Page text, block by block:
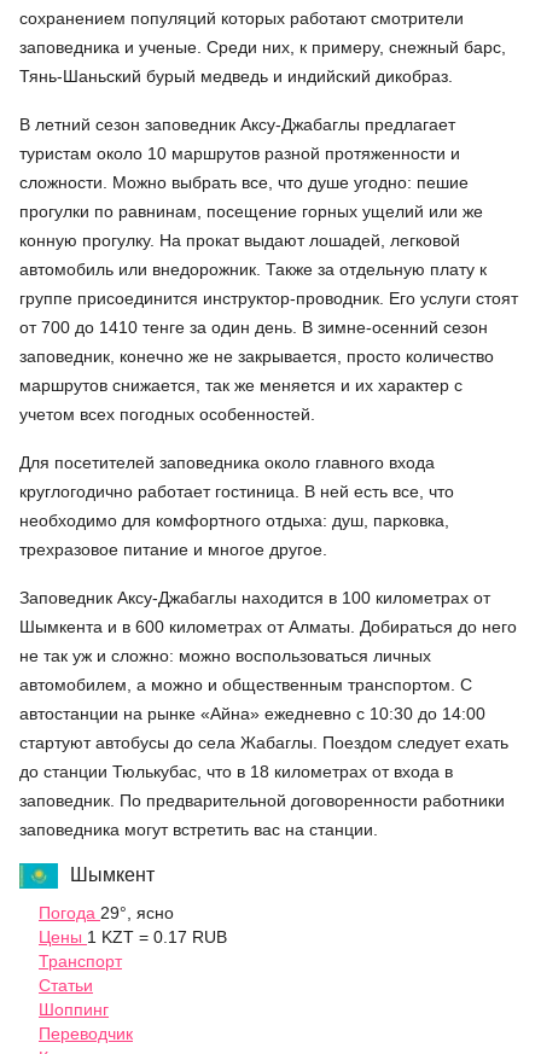
сохранением популяций которых работают смотрители
заповедника и ученые. Среди них, к примеру, снежный барс,
Тянь-Шаньский бурый медведь и индийский дикобраз.
В летний сезон заповедник Аксу-Джабаглы предлагает
туристам около 10 маршрутов разной протяженности и
сложности. Можно выбрать все, что душе угодно: пешие
прогулки по равнинам, посещение горных ущелий или же
конную прогулку. На прокат выдают лошадей, легковой
автомобиль или внедорожник. Также за отдельную плату к
группе присоединится инструктор-проводник. Его услуги стоят
от 700 до 1410 тенге за один день. В зимне-осенний сезон
заповедник, конечно же не закрывается, просто количество
маршрутов снижается, так же меняется и их характер с
учетом всех погодных особенностей.
Для посетителей заповедника около главного входа
круглогодично работает гостиница. В ней есть все, что
необходимо для комфортного отдыха: душ, парковка,
трехразовое питание и многое другое.
Заповедник Аксу-Джабаглы находится в 100 километрах от
Шымкента и в 600 километрах от Алматы. Добираться до него
не так уж и сложно: можно воспользоваться личных
автомобилем, а можно и общественным транспортом. С
автостанции на рынке «Айна» ежедневно с 10:30 до 14:00
стартуют автобусы до села Жабаглы. Поездом следует ехать
до станции Тюлькубас, что в 18 километрах от входа в
заповедник. По предварительной договоренности работники
заповедника могут встретить вас на станции.
Шымкент
Погода 29°, ясно
Цены 1 KZT = 0.17 RUB
Транспорт
Статьи
Шоппинг
Переводчик